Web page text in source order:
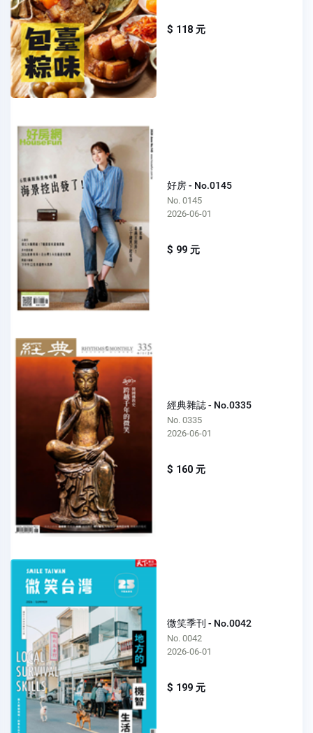
$ 118 元
好房 - No.0145
No. 0145
2026-06-01
$ 99 元
經典雜誌 - No.0335
No. 0335
2026-06-01
$ 160 元
微笑季刊 - No.0042
No. 0042
2026-06-01
$ 199 元